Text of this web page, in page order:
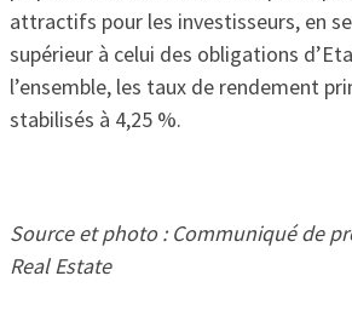
attractifs pour les investisseurs, en
supérieur à celui des obligations
l’ensemble, les taux de rendement
stabilisés à 4,25 %.
Source et photo : Communiqué de
Real Estate